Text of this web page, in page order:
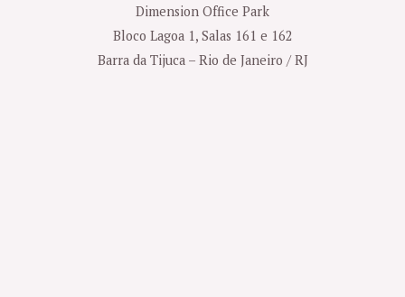
Dimension Office Park
Bloco Lagoa 1, Salas 161 e 162
Barra da Tijuca – Rio de Janeiro / RJ